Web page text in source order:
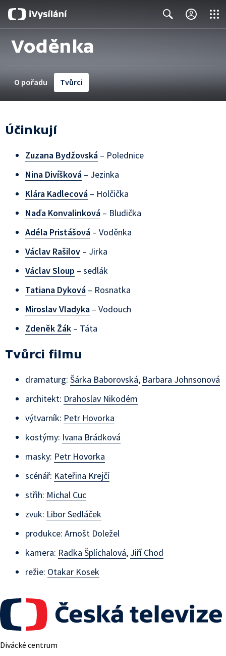
Voděnka
O pořadu Tvůrci
Účinkují
Zuzana Bydžovská – Polednice
Nina Divíšková – Jezinka
Klára Kadlecová – Holčička
Naďa Konvalinková – Bludička
Adéla Pristášová – Voděnka
Václav Rašilov – Jirka
Václav Sloup – sedlák
Tatiana Dyková – Rosnatka
Miroslav Vladyka – Vodouch
Zdeněk Žák – Táta
Tvůrci filmu
dramaturg: Šárka Baborovská, Barbara Johnsonová
architekt: Drahoslav Nikodém
výtvarník: Petr Hovorka
kostýmy: Ivana Brádková
masky: Petr Hovorka
scénář: Kateřina Krejčí
střih: Michal Cuc
zvuk: Libor Sedláček
produkce: Arnošt Doležel
kamera: Radka Šplíchalová, Jiří Chod
režie: Otakar Kosek